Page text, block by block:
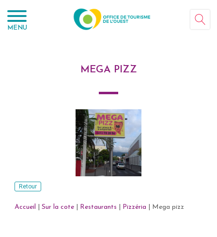
MENU
MEGA PIZZ
Retour
Accueil Sur la cote Restaurants Pizzéria Mega pizz